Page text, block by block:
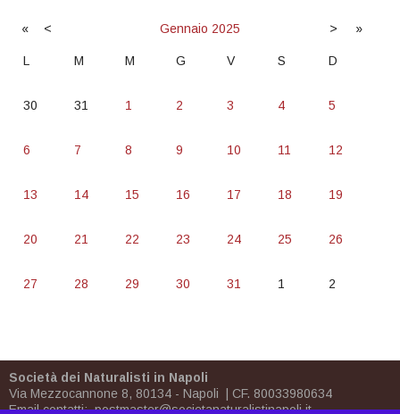
« < Gennaio 2025 > »
L M M G V S D
30 31 1 2 3 4 5
6 7 8 9 10 11 12
13 14 15 16 17 18 19
20 21 22 23 24 25 26
27 28 29 30 31 1 2
Società dei Naturalisti in Napoli
Via Mezzocannone 8, 80134 - Napoli | CF. 80033980634
Email contatti:postmaster@societanaturalistinapoli.it